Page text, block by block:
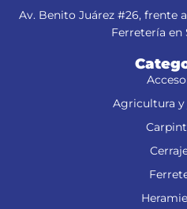
Av. Benito Juárez #26, frente
Ferretería en
Agricultura y